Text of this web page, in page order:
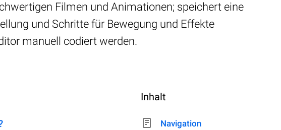
Filmen und Animationen; speichert eine
und Schritte für Bewegung und Effekte
manuell codiert werden.
Inhalt
Navigation